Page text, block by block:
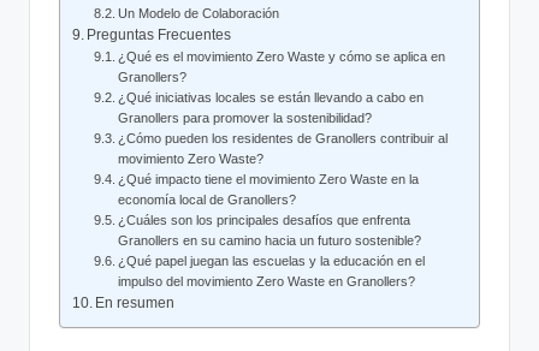
Un Modelo de Colaboración
Preguntas Frecuentes
¿Qué es el movimiento Zero Waste y cómo se aplica en
Granollers?
¿Qué iniciativas locales se están llevando a cabo en
Granollers para promover la sostenibilidad?
¿Cómo pueden los residentes de Granollers contribuir al
movimiento Zero Waste?
¿Qué impacto tiene el movimiento Zero Waste en la
economía local de Granollers?
¿Cuáles son los principales desafíos que enfrenta
Granollers en su camino hacia un futuro sostenible?
¿Qué papel juegan las escuelas y la educación en el
impulso del movimiento Zero Waste en Granollers?
En resumen